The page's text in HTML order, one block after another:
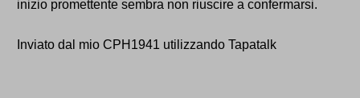
inizio promettente sembra non riuscire a confermarsi.
Inviato dal mio CPH1941 utilizzando Tapatalk